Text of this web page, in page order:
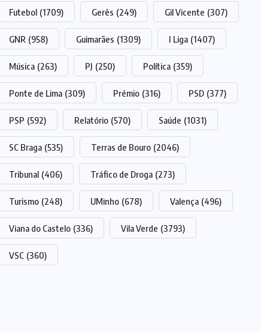
Futebol (1709) Gerês (249) Gil Vicente (307)
GNR (958) Guimarães (1309) I Liga (1407)
Música (263) PJ (250) Política (359)
Ponte de Lima (309) Prémio (316) PSD (377)
PSP (592) Relatório (570) Saúde (1031)
SC Braga (535) Terras de Bouro (2046)
Tribunal (406) Tráfico de Droga (273)
Turismo (248) UMinho (678) Valença (496)
Viana do Castelo (336) Vila Verde (3793)
VSC (360)